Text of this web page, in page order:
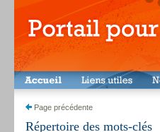
Page précédente
Répertoire des mots-clés